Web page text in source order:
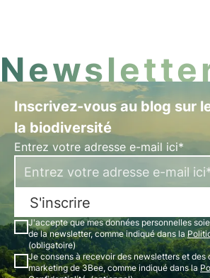
Inscrivez-vous au blog sur
la biodiversité
Entrez votre adresse e-mail ici*
S'inscrire
J'accepte que mes données personnelles
de la newsletter, comme indiqué dans la
(obligatoire)
Je consens à recevoir des newsletters et des
marketing de 3Bee, comme indiqué dans la